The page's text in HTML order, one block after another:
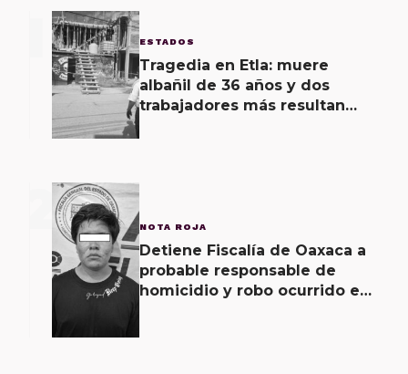
ESTADOS
Tragedia en Etla: muere
albañil de 36 años y dos
trabajadores más resultan
2 NOTA ROJA
Detiene Fiscalía de Oaxaca a
probable responsable de
homicidio y robo ocurrido en